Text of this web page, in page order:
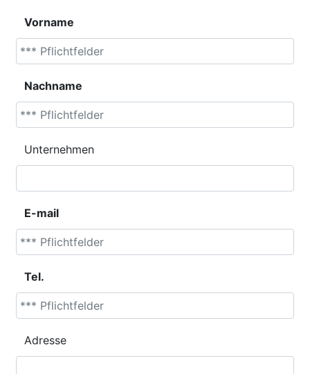
Vorname
Nachname
Unternehmen
E-mail
Tel.
Adresse